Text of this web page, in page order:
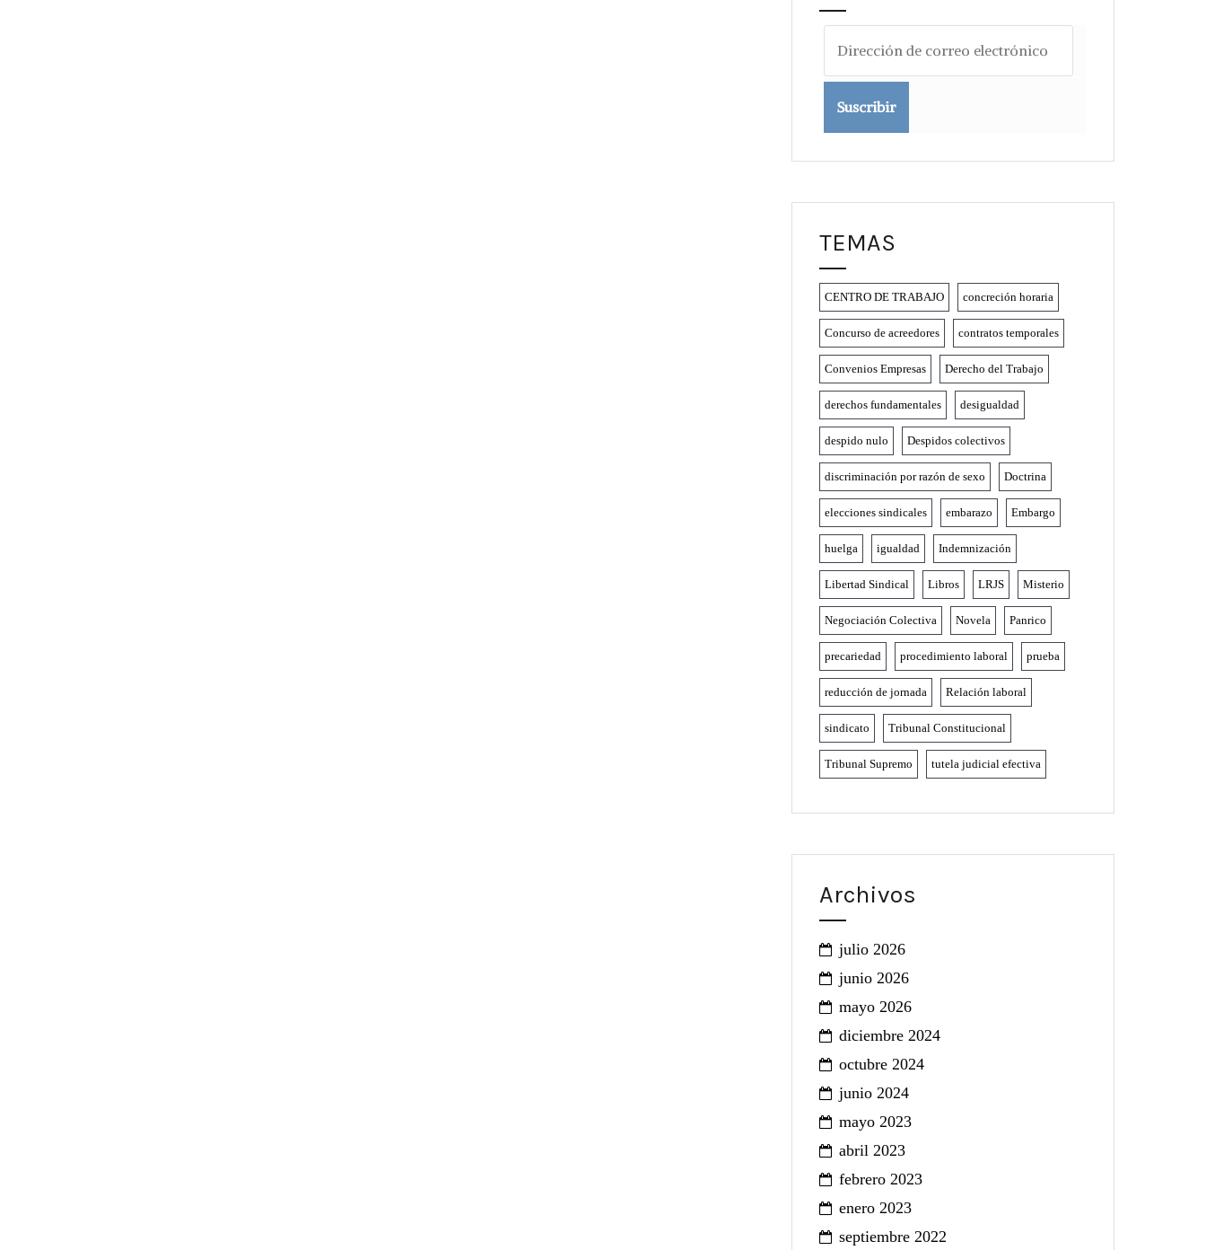
de
correo
electrónico
TEMAS
CENTRO DE TRABAJO concreción horaria
Concurso de acreedores contratos temporales
Convenios Empresas Derecho del Trabajo
derechos fundamentales desigualdad
despido nulo Despidos colectivos
discriminación por razón de sexo Doctrina
elecciones sindicales embarazo Embargo
huelga igualdad Indemnización
Libertad Sindical Libros LRJS Misterio
Negociación Colectiva Novela Panrico
precariedad procedimiento laboral prueba
reducción de jornada Relación laboral
sindicato Tribunal Constitucional
Tribunal Supremo tutela judicial efectiva
Archivos
julio 2026
junio 2026
mayo 2026
diciembre 2024
octubre 2024
junio 2024
mayo 2023
abril 2023
febrero 2023
enero 2023
septiembre 2022